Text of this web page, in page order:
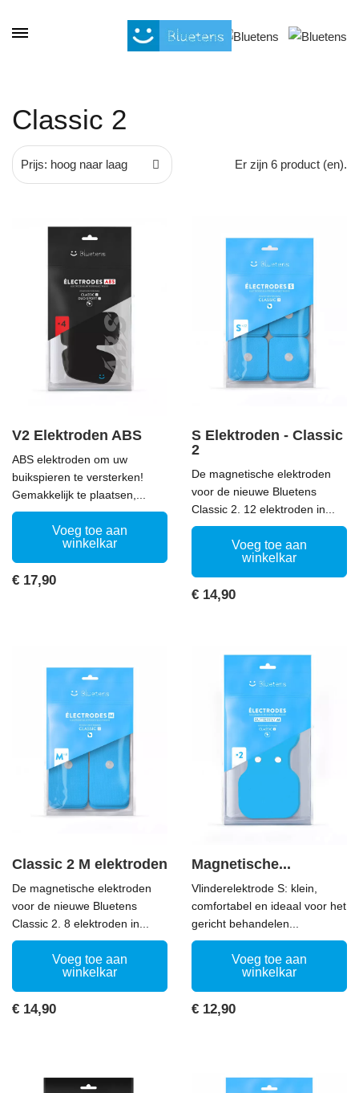
Classic 2
Prijs: hoog naar laag Er zijn 6 product (en).
V2 Elektroden ABS
ABS elektroden om uw
buikspieren te versterken!
Gemakkelijk te plaatsen,...
Voeg toe aan
winkelkar
Prijs
€ 17,90
S Elektroden - Classic
2
De magnetische elektroden
voor de nieuwe Bluetens
Classic 2. 12 elektroden in...
Voeg toe aan
winkelkar
Prijs
€ 14,90
Classic 2 M elektroden
De magnetische elektroden
voor de nieuwe Bluetens
Classic 2. 8 elektroden in...
Voeg toe aan
winkelkar
Prijs
€ 14,90
Magnetische...
Vlinderelektrode S: klein,
comfortabel en ideaal voor het
gericht behandelen...
Voeg toe aan
winkelkar
Prijs
€ 12,90